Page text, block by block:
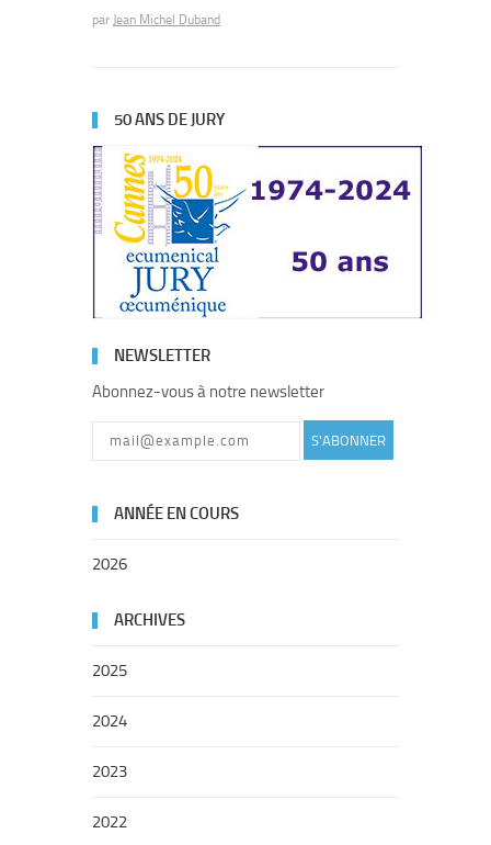
par Jean Michel Duband
50 ANS DE JURY
NEWSLETTER
Abonnez-vous à notre newsletter
S'ABONNER
ANNÉE EN COURS
2026
ARCHIVES
2025
2024
2023
2022